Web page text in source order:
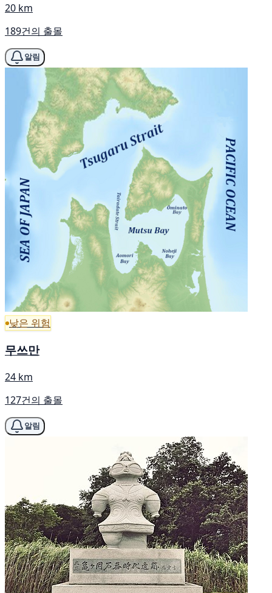
20 km
189건의 출몰
알림
낮은 위험
무쓰만
24 km
127건의 출몰
알림